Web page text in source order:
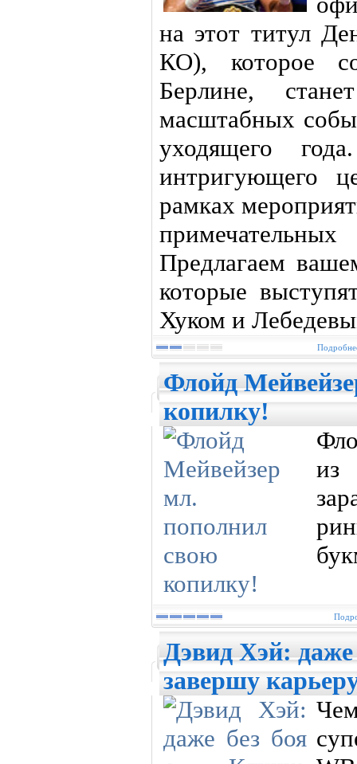
на этот титул
КО), которое
Берлине,
масштабных
уходящего
интригующего
рамках
Предлагаем
которые
Хуком и
Флойд
копилку!
Дэвид Хэй: даже
завершу